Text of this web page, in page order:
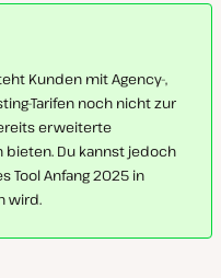
Kunden mit Agency-,
Tarifen noch nicht zur
erweiterte
bieten. Du kannst jedoch
Tool Anfang 2025 in
wird.